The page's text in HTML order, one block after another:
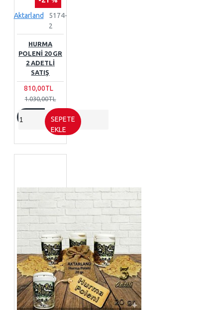
Aktarland
5174-
2
HURMA
POLENI 20 GR
2 ADETLI
SATIŞ
810,00TL
1.030,00TL
SEPETE
EKLE